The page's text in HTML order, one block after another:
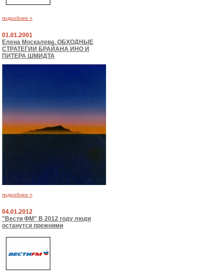
подробнее »
01.01.2001
Елена Москалева. ОБХОДНЫЕ
СТРАТЕГИИ БРАЙАНА ИНО И
ПИТЕРА ШМИДТА
подробнее »
04.01.2012
"Вести ФМ" В 2012 году люди
останутся прежними